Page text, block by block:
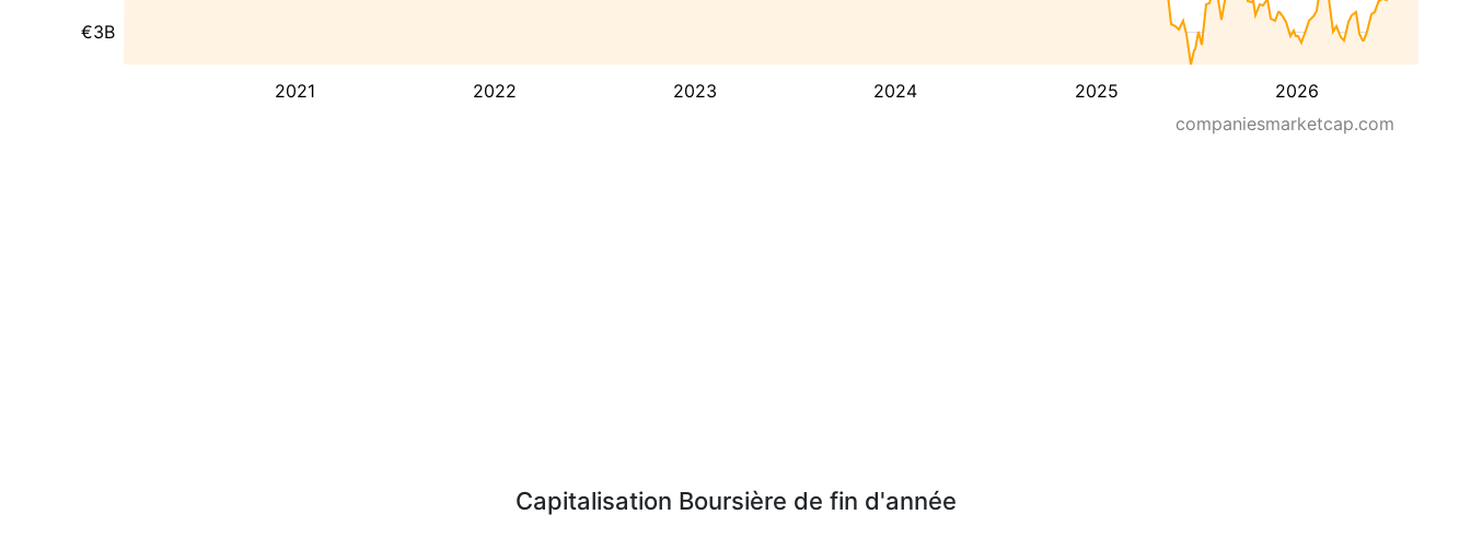
2021 2022 2023 2024 2025 2026
€3B
companiesmarketcap.com
Capitalisation Boursière de fin d'année